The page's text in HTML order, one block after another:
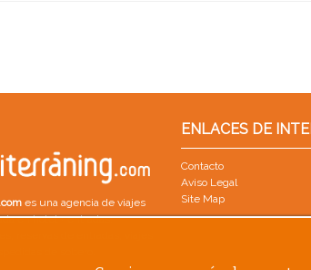
es una agencia de viajes
enhotel + entradas;
ENLACES DE
Contacto
Aviso Legal
Site Map